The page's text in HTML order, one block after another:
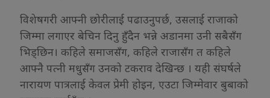
विशेषगरी आफ्नी छोरीलाई पढाउनुपर्छ, उसलाई राजाको
जिम्मा लगाएर बेचिन दिनु हुँदैन भन्ने अडानमा उनी सबैसँग
भिड्छिन। कहिले समाजसँग, कहिले राजासँग त कहिले
आफ्नै पत्नी मधुसँग उनको टकराव देखिन्छ । यही संघर्षले
नारायण पात्रलाई केवल प्रेमी होइन, एउटा जिम्मेवार बुबाको